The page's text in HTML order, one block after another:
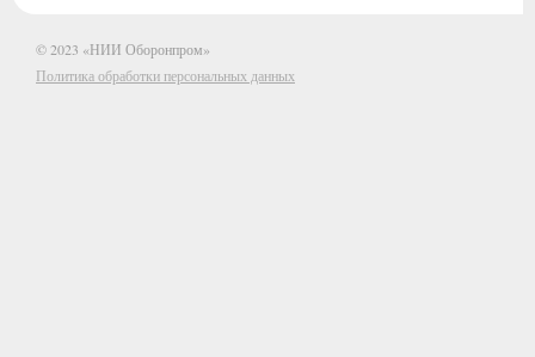
© 2023 «НИИ Оборонпром»
Политика обработки персональных данных